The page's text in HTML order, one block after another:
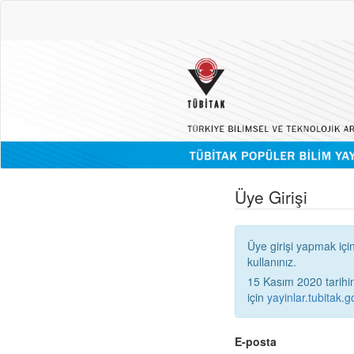
Üye Girişi
Üye girişi yapmak için
kullanınız.
15 Kasım 2020
için
E-posta